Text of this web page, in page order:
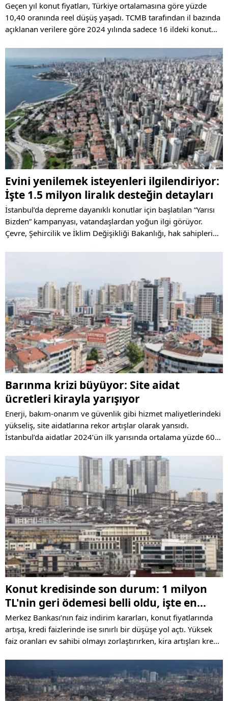
Geçen yıl konut fiyatları, Türkiye ortalamasına göre yüzde
10,40 oranında reel düşüş yaşadı. TCMB tarafından il bazında
açıklanan verilere göre 2024 yılında sadece 16 ildeki konut
Evini yenilemek isteyenleri ilgilendiriyor:
İşte 1.5 milyon liralık desteğin detayları
İstanbul’da depreme dayanıklı konutlar için başlatılan “Yarısı
Bizden” kampanyası, vatandaşlardan yoğun ilgi görüyor.
Çevre, Şehircilik ve İklim Değişikliği Bakanlığı, hak sahiplerine
Barınma krizi büyüyor: Site aidat
ücretleri kirayla yarışıyor
Enerji, bakım-onarım ve güvenlik gibi hizmet maliyetlerindeki
yükseliş, site aidatlarına rekor artışlar olarak yansıdı.
İstanbul’da aidatlar 2024’ün ilk yarısında ortalama yüzde 60
Konut kredisinde son durum: 1 milyon
TL'nin geri ödemesi belli oldu, işte en
düşük faiz oranı
Merkez Bankası’nın faiz indirim kararları, konut fiyatlarında
artışa, kredi faizlerinde ise sınırlı bir düşüşe yol açtı. Yüksek
faiz oranları ev sahibi olmayı zorlaştırırken, kira artışları kredi